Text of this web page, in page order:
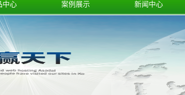
中心
铁
扁铁
扁铁
扁铁
案例展示 新闻中心
行业新闻